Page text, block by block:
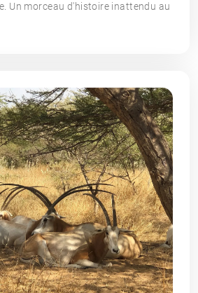
Un morceau d'histoire inattendu au